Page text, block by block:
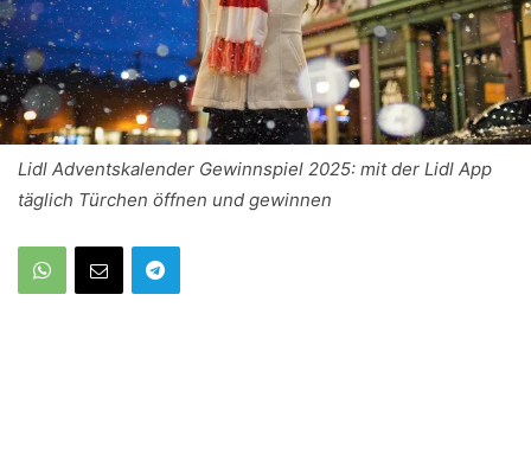
Lidl Adventskalender Gewinnspiel 2025: mit der Lidl App
täglich Türchen öffnen und gewinnen